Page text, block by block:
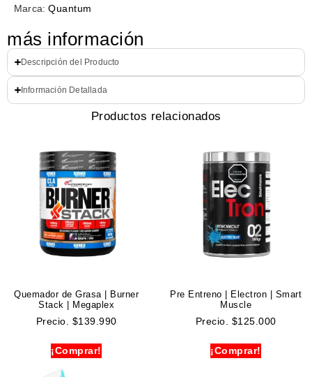
Marca:Quantum
más información
Descripción del Producto
Información Detallada
Productos relacionados
Quemador de Grasa | Burner
Stack | Megaplex
Precio. $139.990
¡Comprar!
Pre Entreno | Electron | Smart
Muscle
Precio. $125.000
¡Comprar!